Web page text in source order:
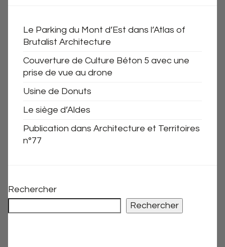
Le Parking du Mont d’Est dans l’Atlas of
Brutalist Architecture
Couverture de Culture Béton 5 avec une
prise de vue au drone
Usine de Donuts
Le siège d’Aldes
Publication dans Architecture et Territoires
n°77
Rechercher
Rechercher